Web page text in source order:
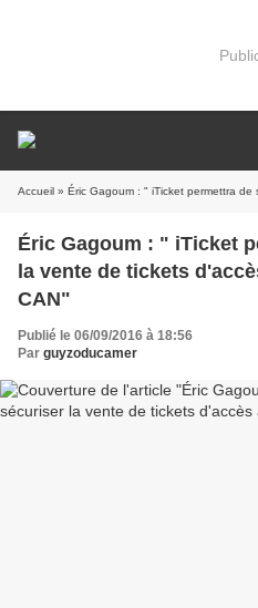
Accueil » Éric Gagoum : " iTicket permettra de sécuriser
Éric Gagoum : " iTicket
la vente de tickets
CAN"
Publié le 06/09/2016 à 18:56
Par guyzoducamer